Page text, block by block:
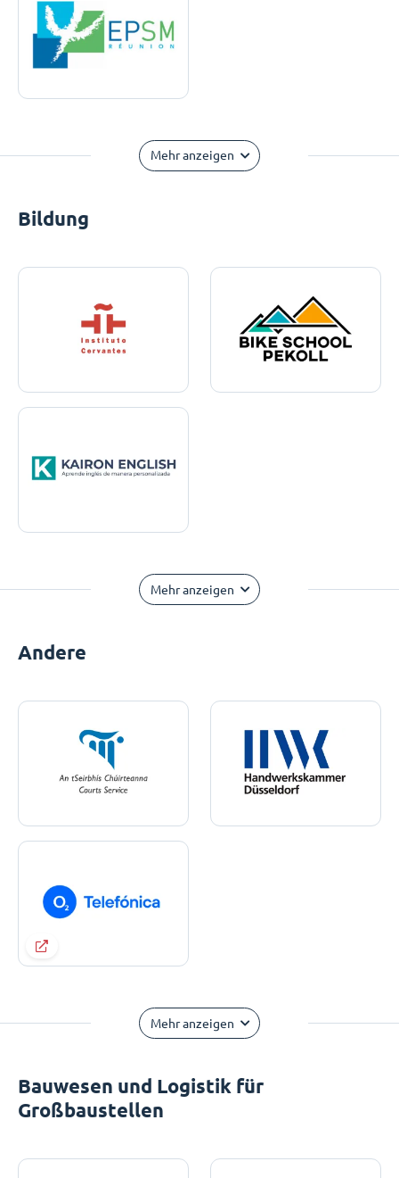
Mehr anzeigen
Bildung
Mehr anzeigen
Andere
Mehr anzeigen
Bauwesen und Logistik für
Großbaustellen